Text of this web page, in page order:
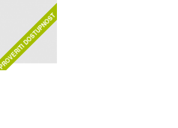
PROVERITI DOSTUPNOST